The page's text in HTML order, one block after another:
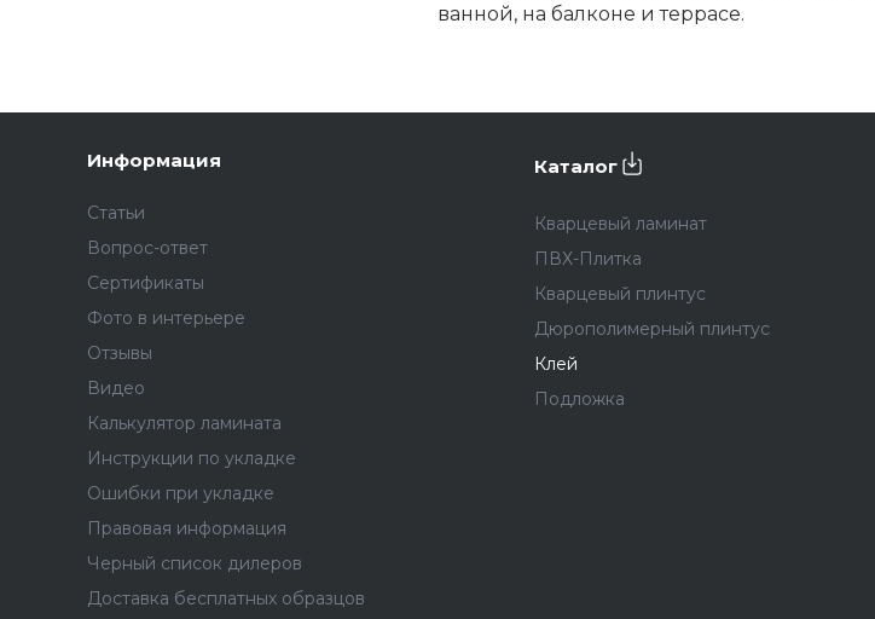
ванной, на балконе и террасе.
Информация
Статьи
Вопрос-ответ
Сертификаты
Фото в интерьере
Отзывы
Видео
Калькулятор ламината
Инструкции по укладке
Ошибки при укладке
Правовая информация
Черный список дилеров
Доставка бесплатных образцов
Каталог
Кварцевый ламинат
ПВХ-Плитка
Кварцевый плинтус
Дюрополимерный плинтус
Клей
Подложка